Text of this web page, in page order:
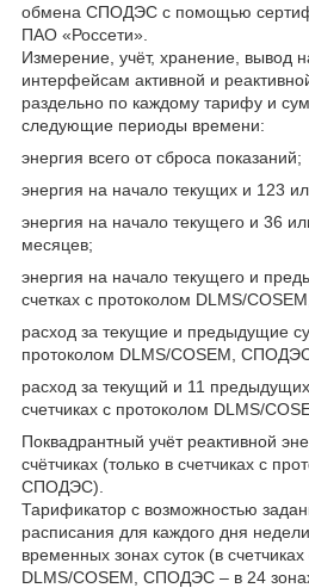
обмена СПОДЭС с помощью
ПАО «Россети».
Измерение, учёт, хранение, вывод
интерфейсам активной и
раздельно по каждому тарифу и
следующие периоды времени:
энергия всего от сброса показаний;
энергия на начало текущих и 123
энергия на начало текущего и 36
месяцев;
энергия на начало текущего и
счетках с протоколом DLMS/
расход за текущие и предыдущие
протоколом DLMS/COSEM,
расход за текущий и 11
счетчиках с протоколом DLMS/
Поквадрантный учёт реактивной
счётчиках (только в счетчиках с
СПОДЭС).
Тарификатор с возможностью
расписания для каждого дня
временных зонах суток (в
DLMS/COSEM, СПОДЭС – в 24